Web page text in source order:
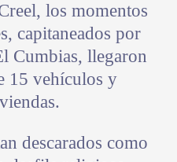
los momentos
capitaneados por
Cumbias, llegaron
15 vehículos y
descarados como